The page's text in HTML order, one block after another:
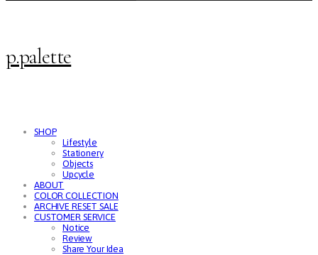
p.palette
SHOP
Lifestyle
Stationery
Objects
Upcycle
ABOUT
COLOR COLLECTION
ARCHIVE RESET SALE
CUSTOMER SERVICE
Notice
Review
Share Your Idea